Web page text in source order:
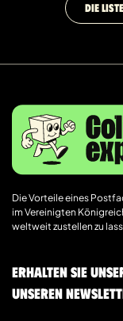
DIE
Die Vorteile eines
im Vereinigten
weltweit zustellen zu
Erhalten Sie
unseren